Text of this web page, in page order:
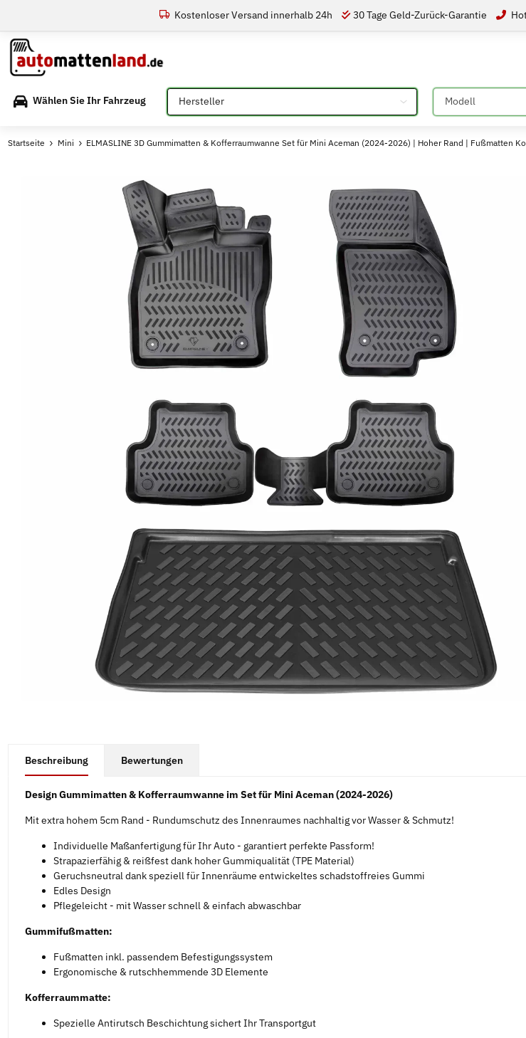
Kostenloser Versand innerhalb 24h 30 Tage Geld-Zurück-Garantie
Wählen Sie Ihr Fahrzeug Bitte auswählen Bitte auswählen
Startseite Mini ELMASLINE 3D Gummimatten & Kofferraumwanne Set für Mini Aceman (2024-2026) | Hoher Rand | Fußmatten
Beschreibung Bewertungen
Design Gummimatten & Kofferraumwanne im Set für Mini Aceman (2024-2026)
Mit extra hohem 5cm Rand - Rundumschutz des Innenraumes nachhaltig vor Wasser & Schmutz!
Individuelle Maßanfertigung für Ihr Auto - garantiert perfekte Passform!
Strapazierfähig & reißfest dank hoher Gummiqualität (TPE Material)
Geruchsneutral dank speziell für Innenräume entwickeltes schadstoffreies Gummi
Edles Design
Pflegeleicht - mit Wasser schnell & einfach abwaschbar
Gummifußmatten:
Fußmatten inkl. passendem Befestigungssystem
Ergonomische & rutschhemmende 3D Elemente
Kofferraummatte:
Spezielle Antirutsch Beschichtung sichert Ihr Transportgut